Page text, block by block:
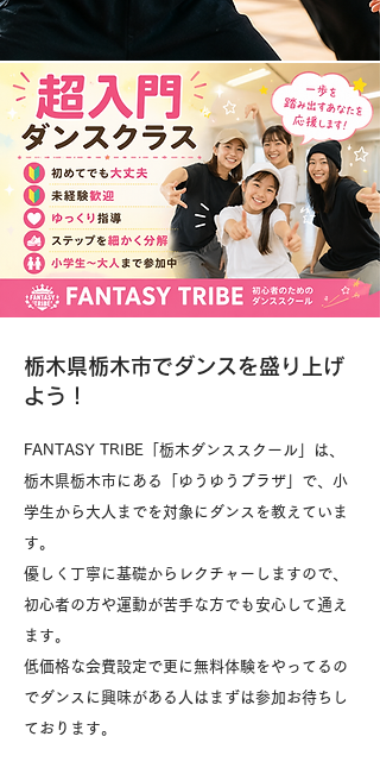
栃木県栃木市でダンスを盛り上げ
よう！
FANTASY TRIBE「栃木ダンススクール」は、
栃木県栃木市にある「ゆうゆうプラザ」で、小
学生から大人までを対象にダンスを教えていま
す。
優しく丁寧に基礎からレクチャーしますので、
初心者の方や運動が苦手な方でも安心して通え
ます。
低価格な会費設定で更に無料体験をやってるの
でダンスに興味がある人はまずは参加お待ちし
ております。